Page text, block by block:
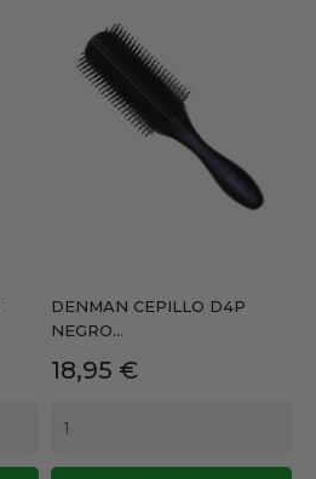
DENMAN CEPILLO D4P
NEGRO...
Precio
18,95 €